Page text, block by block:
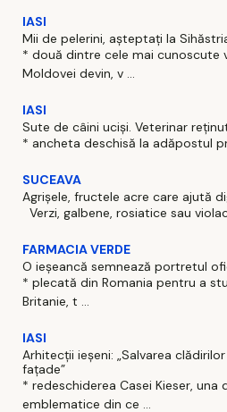
IASI
Mii de pelerini, așteptați la
* două dintre cele mai cunoscute
Moldovei devin, v ...
IASI
Sute de câini uciși. Veterinar
* ancheta deschisă la adăpostul
SUCEAVA
Agrișele, fructele acre care ajută
Verzi, galbene, rosiatice sau
FARMACIA VERDE
O ieșeancă semnează portretul
* plecată din Romania pentru a
Britanie, t ...
IASI
Arhitecții ieșeni: „Salvarea
fațade”
* redeschiderea Casei Kieser, una
emblematice din ce ...